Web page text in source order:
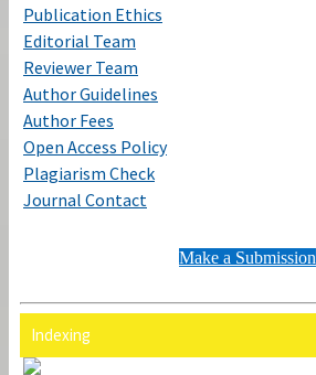
Publication Ethics
Editorial Team
Reviewer Team
Author Guidelines
Author Fees
Open Access Policy
Plagiarism Check
Journal Contact
Make a Submission
Indexing